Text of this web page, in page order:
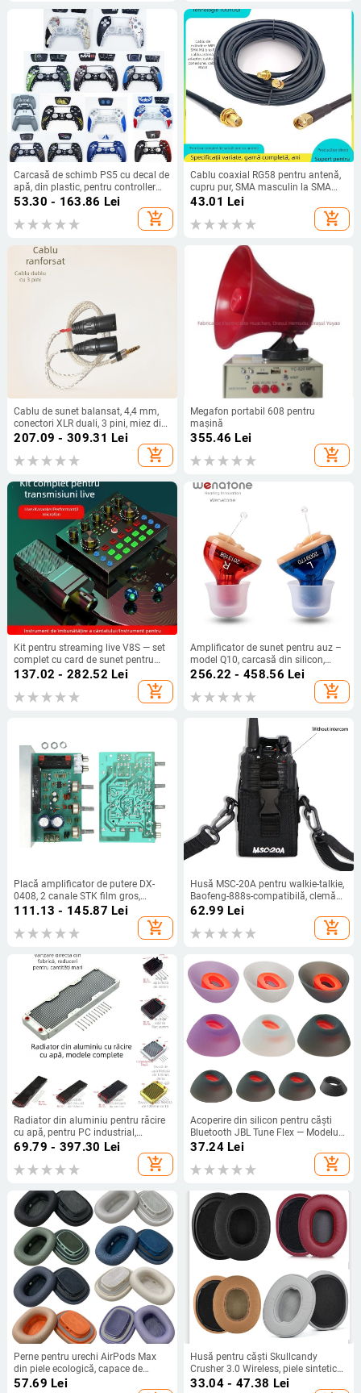
emițător IR
Carcasă de schimb PS5 cu decal de
apă, din plastic, pentru controller
PS5
53.30 - 163.86 Lei
add_shopping_cart
Cablu coaxial RG58 pentru antenă,
cupru pur, SMA masculin la SMA
feminin, adaptor WiFi pentru
43.01 Lei
add_shopping_cart
Cablu de sunet balansat, 4,4 mm,
conectori XLR duali, 3 pini, miez din
cupru placat cu argint
207.09 - 309.31 Lei
add_shopping_cart
Megafon portabil 608 pentru
mașină
355.46 Lei
add_shopping_cart
Kit pentru streaming live V8S — set
complet cu card de sunet pentru
transmisiuni mobile, potrivit pentru
influenceri, universal, avansat
137.02 - 282.52 Lei
add_shopping_cart
Amplificator de sunet pentru auz –
model Q10, carcasă din silicon,
funcție: colectare sunet și sprijin
256.22 - 458.56 Lei
add_shopping_cart
Placă amplificator de putere DX-
0408, 2 canale STK film gros,
50W+50W, alimentare AC dublă
111.13 - 145.87 Lei
add_shopping_cart
Husă MSC-20A pentru walkie-talkie,
Baofeng-888s-compatibilă, clemă
talie reglabilă, anti-derapare, rază
62.99 Lei
add_shopping_cart
Radiator din aluminiu pentru răcire
cu apă, pentru PC industrial,
disipare prin conducte
69.79 - 397.30 Lei
add_shopping_cart
Acoperire din silicon pentru căști
Bluetooth JBL Tune Flex — Modelul
T029 — Compatibil cu JBL Tune
37.24Lei
add_shopping_cart
Perne pentru urechi AirPods Max
din piele ecologică, capace de
înlocuire compatibile cu generația 1
57.69 Lei
Husă pentru căști Skullcandy
Crusher 3.0 Wireless, piele sintetică,
compatibilă OEM, pentru
33.04 - 47.38 Lei